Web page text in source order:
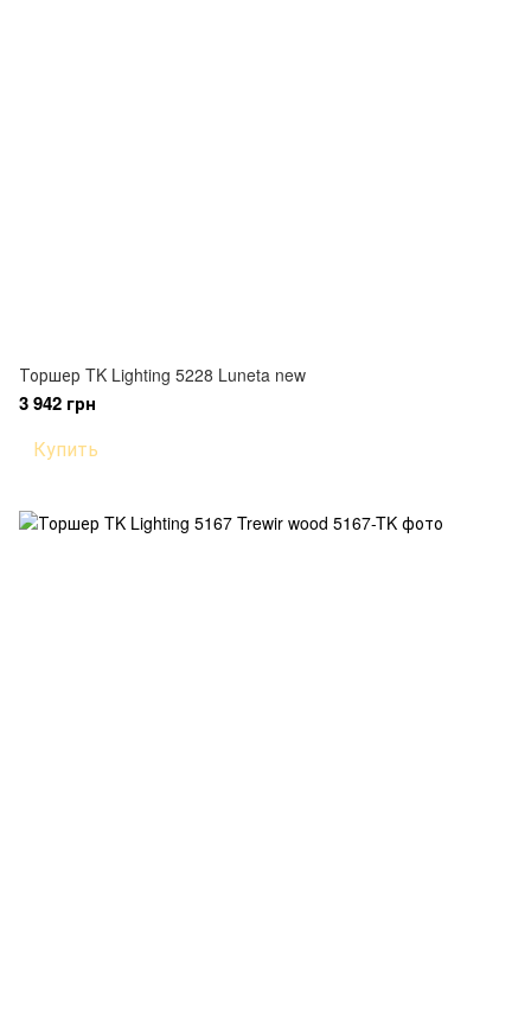
Торшер TK Lighting 5228 Luneta new
3 942 грн
Купить